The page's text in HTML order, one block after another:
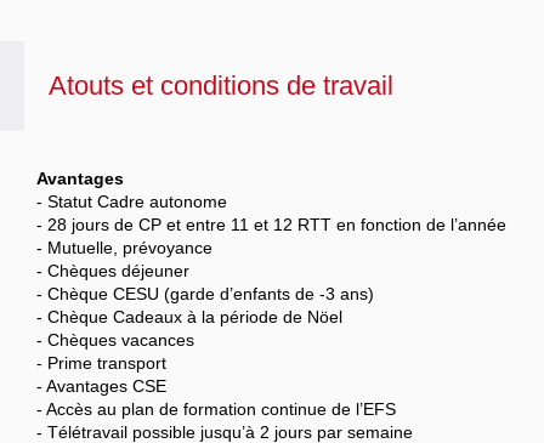
Atouts et conditions de travail
Avantages
- Statut Cadre autonome
- 28 jours de CP et entre 11 et 12 RTT en fonction de l’année
- Mutuelle, prévoyance
- Chèques déjeuner
- Chèque CESU (garde d’enfants de -3 ans)
- Chèque Cadeaux à la période de Nöel
- Chèques vacances
- Prime transport
- Avantages CSE
- Accès au plan de formation continue de l’EFS
- Télétravail possible jusqu’à 2 jours par semaine